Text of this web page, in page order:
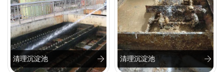
清理沉淀池 清理沉淀池